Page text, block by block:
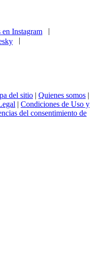
|
|
del sitio | Quienes somos |
| Condiciones de Uso y
del consentimiento de